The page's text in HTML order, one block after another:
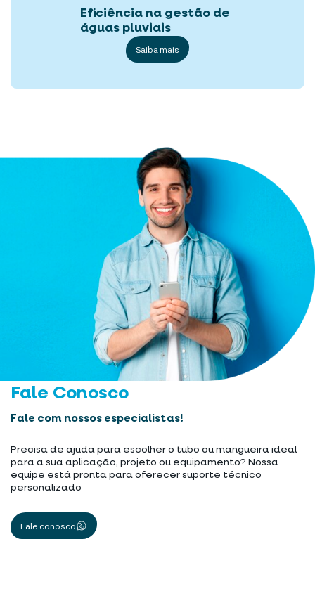
Eficiência na gestão de
águas pluviais
Saiba mais
Fale Conosco
Fale com nossos especialistas!
Precisa de ajuda para escolher o tubo ou mangueira ideal
para a sua aplicação, projeto ou equipamento? Nossa
equipe está pronta para oferecer suporte técnico
personalizado
Fale conosco